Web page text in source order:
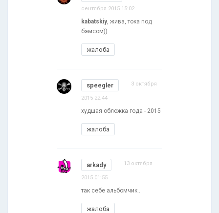
сентября 2015 15:02
kabatskiy, жива, тока под
бэмсом))
жалоба
speegler 3 октября
2015 22:44
худшая обложка года - 2015
жалоба
arkady 13 октября
2015 01:55
так себе альбомчик..
жалоба